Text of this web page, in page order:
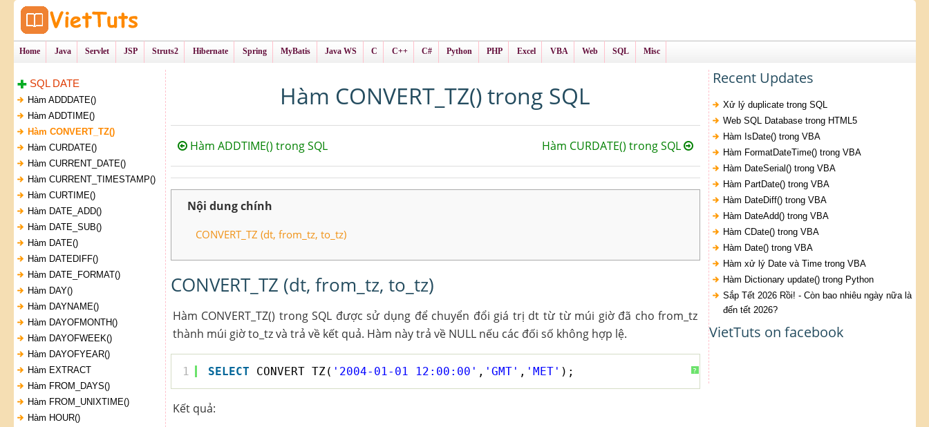
Home Java Servlet JSP Struts2 Hibernate Spring MyBatis Java WS C C++ C# Python PHP Excel VBA Web SQL Misc
SQL DATE
Hàm ADDDATE()
Hàm ADDTIME()
Hàm CONVERT_TZ()
Hàm CURDATE()
Hàm CURRENT_DATE()
Hàm CURRENT_TIMESTAMP()
Hàm CURTIME()
Hàm DATE_ADD()
Hàm DATE_SUB()
Hàm DATE()
Hàm DATEDIFF()
Hàm DATE_FORMAT()
Hàm DAY()
Hàm DAYNAME()
Hàm DAYOFMONTH()
Hàm DAYOFWEEK()
Hàm DAYOFYEAR()
Hàm EXTRACT
Hàm FROM_DAYS()
Hàm FROM_UNIXTIME()
Hàm HOUR()
Hàm CONVERT_TZ() trong SQL
Hàm ADDTIME() trong SQL Hàm CURDATE() trong SQL
Nội dung chính
CONVERT_TZ (dt, from_tz, to_tz)
CONVERT_TZ (dt, from_tz, to_tz)
Hàm CONVERT_TZ() trong SQL được sử dụng để chuyển đổi giá trị dt từ từ múi giờ đã cho from_tz
thành múi giờ to_tz và trả về kết quả. Hàm này trả về NULL nếu các đối số không hợp lệ.
?
1 SELECT CONVERT_TZ( '2004-01-01 12:00:00' , 'GMT' , 'MET' );
Kết quả:
Recent Updates
Xử lý duplicate trong SQL
Web SQL Database trong HTML5
Hàm IsDate() trong VBA
Hàm FormatDateTime() trong VBA
Hàm DateSerial() trong VBA
Hàm PartDate() trong VBA
Hàm DateDiff() trong VBA
Hàm DateAdd() trong VBA
Hàm CDate() trong VBA
Hàm Date() trong VBA
Hàm xử lý Date và Time trong VBA
Hàm Dictionary update() trong Python
Sắp Tết 2026 Rồi! - Còn bao nhiêu ngày nữa là
đến tết 2026?
VietTuts on facebook